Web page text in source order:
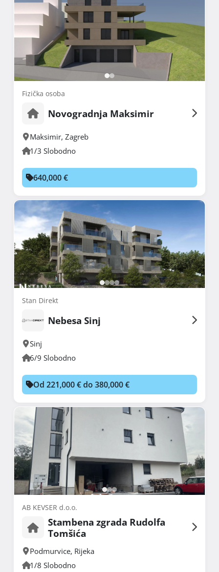
Fizička osoba
Novogradnja Maksimir
Maksimir, Zagreb
1/3 Slobodno
640,000 €
Stan Direkt
Nebesa Sinj
Sinj
6/9 Slobodno
Od 221,000 € do 380,000 €
AB KEVSER d.o.o.
Stambena zgrada Rudolfa
Tomšića
Podmurvice, Rijeka
1/8 Slobodno